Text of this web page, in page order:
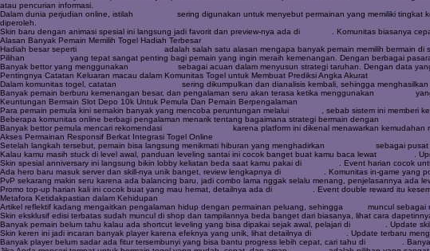
atau pencurian informasi.
Dalam dunia perjudian online, istilah
sering digunakan untuk menyebut permainan yang memiliki
diperoleh.
Skin baru dengan animasi spesial ini langsung jadi favorit dan preview-nya ada di
. Komunitas biasanya
Alasan Banyak Pemain Memilih Togel Hadiah Terbesar
Hadiah besar seperti
adalah salah satu alasan mengapa banyak pemain memilih bermain
Pilihan
yang tepat sangat penting bagi pemain yang ingin meraih kemenangan. Dengan berbagai
Banyak bettor yang menggunakan
sebagai acuan dalam menyusun strategi taruhan. Dengan data
Pentingnya Catatan Keluaran macau dalam Komunitas Togel untuk Membuat Prediksi Angka Akurat
Dalam komunitas togel, catatan
sering dikumpulkan dan dianalisis kembali, sehingga
Banyak pemain berburu kemenangan besar, dan pengalaman seru akan terasa ketika menggunakan
Keuntungan Bermain Slot Depo 10k Untuk Pemula Dan Pemain Berpengalaman
Para pemain pemula kini semakin banyak yang mencoba peruntungan melalui
, sebab sistem ini memberi
Beberapa komunitas online berbagi pengalaman menarik tentang bagaimana strategi bermain dengan
Banyak bettor pemula mencari rekomendasi
karena platform ini dikenal menawarkan
Akses Permainan Responsif Berkat Integrasi Togel Online
Setelah langkah tersebut, pemain bisa langsung menikmati hiburan yang menghadirkan
sebagai pusat
Kalau kamu masih stuck di level awal, panduan leveling santai ini cocok banget buat kamu baca lewat
.
Skin spesial anniversary ini langsung bikin lobby keliatan beda saat kamu pakai di
. Event harian cocok
Ada hero baru masuk server dan skill-nya unik banget, review lengkapnya di
. Komunitas in-game yang
PvP sekarang makin seru karena ada balancing baru, jadi combo lama nggak selalu menang, penjelasannya ada
Promo top-up harian kali ini cocok buat yang mau hemat, detailnya ada di
. Event double reward itu
Metafora Ketidakpastian dalam Kehidupan
Artikel reflektif kadang mengaitkan pengalaman hidup dengan permainan peluang, sehingga
muncul sebagai
Skin eksklusif edisi terbatas sudah muncul di shop dan tampilannya beda banget dari biasanya, lihat cara
Banyak pemain belum tahu kalau ada shortcut leveling yang bisa dipakai sejak awal, pelajari di
. Update
Skin keren ini jadi incaran banyak player karena efeknya yang unik, lihat detailnya di
. Update terbaru
Banyak player belum sadar ada fitur tersembunyi yang bisa bantu progress lebih cepat, cari tahu di
.